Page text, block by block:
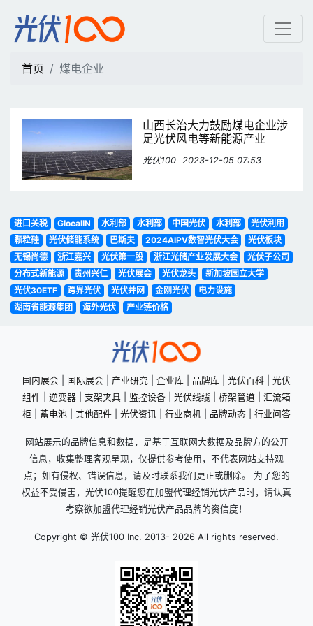
煤电企业 | 光伏100
首页 煤电企业
山西长治大力鼓励煤电企业涉
足光伏风电等新能源产业
光伏100 2023-12-05 07:53
进口关税 GlocalIN 水利部 水利部 中国光伏 水利部
光伏利用
颗粒硅
光伏储能系统 巴斯夫 2024AIPV数智光伏大会
光伏板块
无锡尚德
浙江嘉兴 光伏第一股 浙江光储产业发展大会
光伏子公司
分布式新能源
贵州兴仁 光伏展会 光伏龙头
新加坡国立大学
光伏30ETF
跨界光伏 光伏并网 金刚光伏
电力设施
湖南省能源集团
海外光伏 产业链价格
国内展会 国际展会 产业研究 企业库 品牌库 光伏百科
光伏
组件
逆变器 支架夹具 监控设备 光伏线缆 桥架管道
汇流箱
柜
蓄电池 其他配件 光伏资讯 行业商机 品牌动态 行业问答
网站展示的品牌信息和数据，是基于互联网大数据及品牌方的公开
信息，收集整理客观呈现，仅提供参考使用，不代表网站支持观
点；如有侵权、错误信息，请及时联系我们更正或删除。 为了您的
权益不受侵害，光伏100提醒您在加盟代理经销光伏产品时，请认真
考察欲加盟代理经销光伏产品品牌的资信度！
Copyright © 光伏100 Inc. 2013- 2026 All rights reserved.